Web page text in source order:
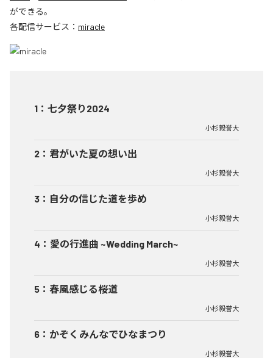
ができる。
各配信サービス： miracle
1 ： 七夕祭り2024
小杉毅誉大
2 ： 君がいた夏の想い出
小杉毅誉大
3 ： 自分の信じた道を歩め
小杉毅誉大
4 ： 愛の行進曲 ~Wedding March~
小杉毅誉大
5 ： 春風感じる桜道
小杉毅誉大
6 ： かぞくみんなでひなまつり
小杉毅誉大